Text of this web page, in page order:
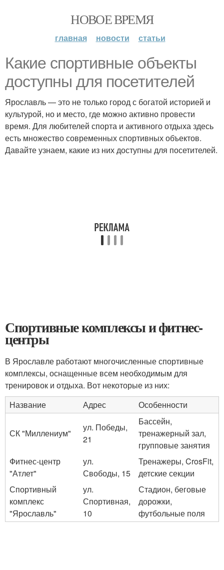
НОВОЕ ВРЕМЯ
главная новости статьи
Какие спортивные объекты
доступны для посетителей
Ярославль — это не только город с богатой историей и
культурой, но и место, где можно активно провести
время. Для любителей спорта и активного отдыха здесь
есть множество современных спортивных объектов.
Давайте узнаем, какие из них доступны для посетителей.
Спортивные комплексы и фитнес-
центры
В Ярославле работают многочисленные спортивные
комплексы, оснащенные всем необходимым для
тренировок и отдыха. Вот некоторые из них:
Название
Адрес Особенности
СК "Миллениум"
ул. Победы,
21
Бассейн,
тренажерный зал,
групповые занятия
Фитнес-центр
"Атлет"
ул.
Свободы, 15
Тренажеры, CrosFit,
детские секции
Спортивный
комплекс
"Ярославль"
ул.
Спортивная,
10
Стадион, беговые
дорожки,
футбольные поля